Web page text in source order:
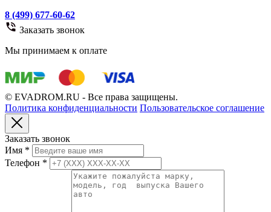
8 (499) 677-60-62
Заказать звонок
Мы принимаем к оплате
© EVADROM.RU - Все права защищены.
Политика конфиденциальности Пользовательское соглашение
Заказать звонок
Имя *
Телефон *